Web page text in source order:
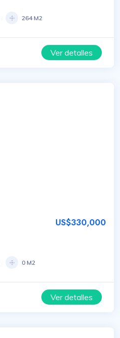
264 M2
Ver detalles
US$330,000
0 M2
Ver detalles